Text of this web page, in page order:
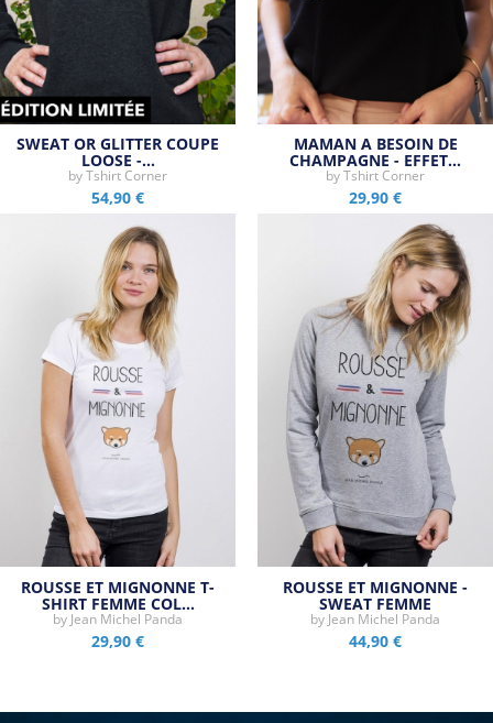
SWEAT OR GLITTER COUPE
LOOSE -…
byTshirt Corner
54,90 €
MAMAN A BESOIN DE
CHAMPAGNE - EFFET…
byTshirt Corner
29,90 €
ROUSSE ET MIGNONNE T-
SHIRT FEMME COL…
by Jean Michel Panda
29,90 €
ROUSSE ET MIGNONNE -
SWEAT FEMME
by Jean Michel Panda
44,90 €